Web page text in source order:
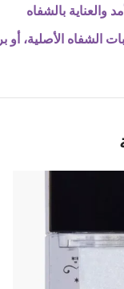
والعناية بالشفاه
الأصلية، أو